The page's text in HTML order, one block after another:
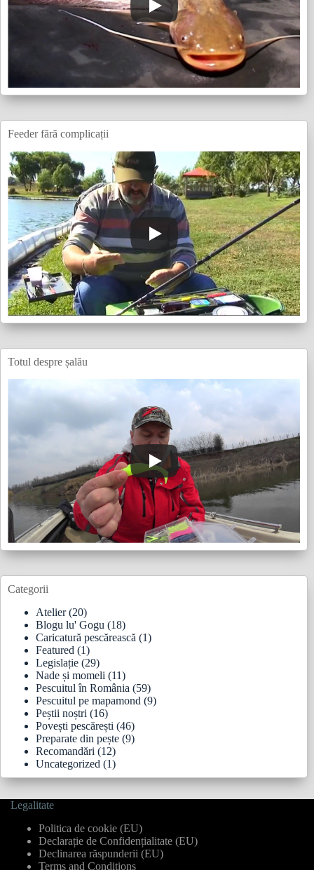
Feeder fără complicații
Totul despre șalău
Categorii
Atelier(20)
Blogu lu' Gogu (18)
Caricatură pescărească (1)
Featured (1)
Legislație (29)
Nade și momeli (11)
Pescuitul în România (59)
Pescuitul pe mapamond (9)
Peștii noștri (16)
Povești pescărești (46)
Preparate din pește (9)
Recomandări (12)
Uncategorized (1)
Legalitate
Politica de cookie (EU)
Declarație de Confidențialitate (EU)
Declinarea răspunderii (EU)
Terms and Conditions